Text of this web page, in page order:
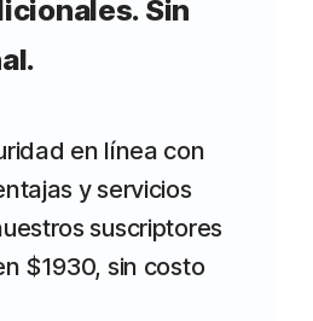
Sin
en línea con
y servicios
suscriptores
$1930, sin costo